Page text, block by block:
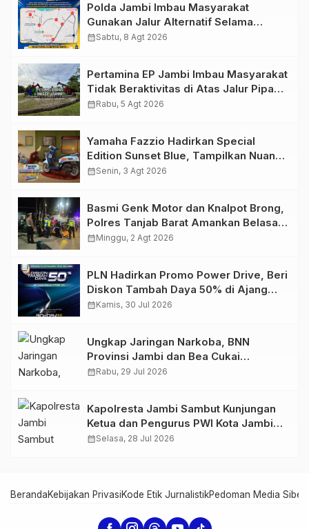
Polda Jambi Imbau Masyarakat
Gunakan Jalur Alternatif Selama
Pelaksanaan Presisi Merdeka Run
calendar_monthSabtu, 8 Agt 2026
Pertamina EP Jambi Imbau Masyarakat
Tidak Beraktivitas di Atas Jalur Pipa
Migas Demi Keselamatan Bersama
calendar_monthRabu, 5 Agt 2026
Yamaha Fazzio Hadirkan Special
Edition Sunset Blue, Tampilkan Nuansa
Retro Summer yang Semakin Skena
calendar_monthSenin, 3 Agt 2026
Basmi Genk Motor dan Knalpot Brong,
Polres Tanjab Barat Amankan Belasan
Kendaraan
calendar_monthMinggu, 2 Agt 2026
PLN Hadirkan Promo Power Drive, Beri
Diskon Tambah Daya 50% di Ajang
GIIAS 2026
calendar_monthKamis, 30 Jul 2026
Ungkap Jaringan Narkoba, BNN
Provinsi Jambi dan Bea Cukai
Amankan Sembilan Pelaku beserta
calendar_monthRabu, 29 Jul 2026
Kapolresta Jambi Sambut Kunjungan
Ketua dan Pengurus PWI Kota Jambi
Perkuat Sinergi dan Kolaborasi
calendar_monthSelasa, 28 Jul 2026
BerandaKebijakan PrivasiKode Etik JurnalistikPedoman Media Siber